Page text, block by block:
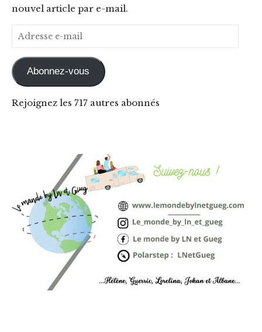
nouvel article par e-mail.
Adresse e-mail
Abonnez-vous
Rejoignez les 717 autres abonnés